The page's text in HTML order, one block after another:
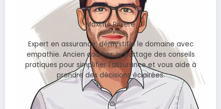
Maxime Rivière
Expert en assurance, démystifie le domaine avec
empathie. Ancien courtier, je partage des conseils
pratiques pour simplifier l'assurance et vous aide à
prendre des décisions éclairées.